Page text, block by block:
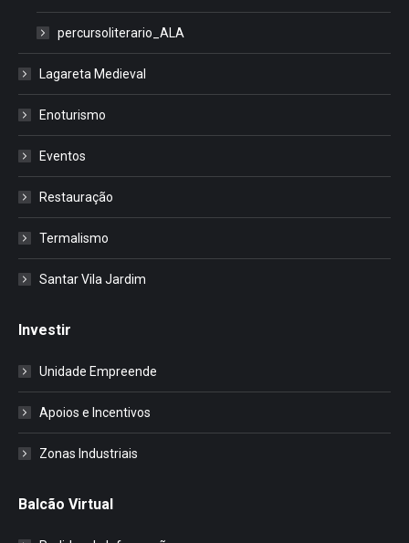
percursoliterario_ALA
Lagareta Medieval
Enoturismo
Eventos
Restauração
Termalismo
Santar Vila Jardim
Investir
Unidade Empreende
Apoios e Incentivos
Zonas Industriais
Balcão Virtual